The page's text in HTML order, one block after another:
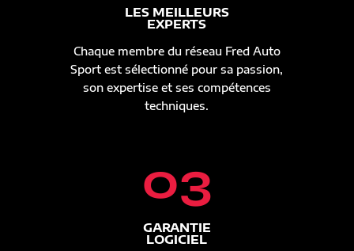
LES MEILLEURS
EXPERTS
Chaque membre du réseau Fred Auto
Sport est sélectionné pour sa passion,
son expertise et ses compétences
techniques.
03
GARANTIE
LOGICIEL